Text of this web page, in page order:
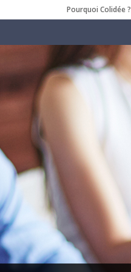
Pourquoi Colidée ?